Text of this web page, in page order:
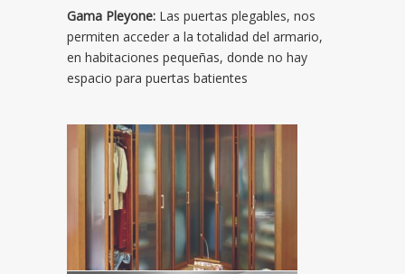
Gama Pleyone: Las puertas plegables, nos
permiten acceder a la totalidad del armario,
en habitaciones pequeñas, donde no hay
espacio para puertas batientes